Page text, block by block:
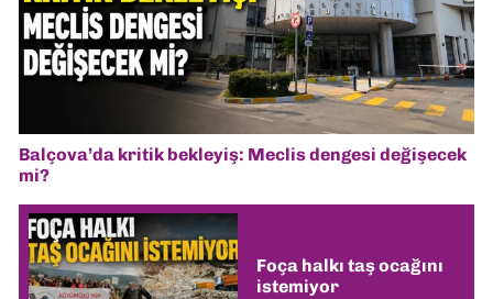
Balçova’da kritik bekleyiş: Meclis dengesi değişecek
mi?
Foça halkı taş ocağını
istemiyor